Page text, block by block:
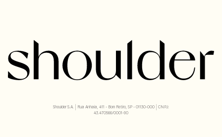
Shoulder S.A. | Rua Anhaia, 411 - Bom Retiro, SP - 01130-000 | CNPJ:
43.470566/0001-90